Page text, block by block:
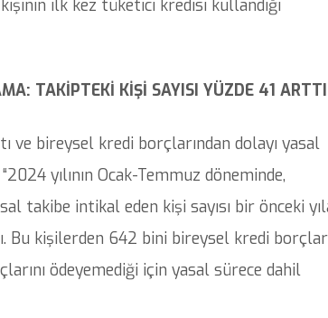
ilk kez tüketici kredisi kullandığı
TAKİPTEKİ KİŞİ SAYISI YÜZDE 41 ARTTI
ve bireysel kredi borçlarından dolayı yasal
yılının Ocak-Temmuz döneminde,
takibe intikal eden kişi sayısı bir önceki
Bu kişilerden 642 bini bireysel kredi
ödeyemediği için yasal sürece dahil